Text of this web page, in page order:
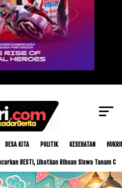
DESA KITA POLITIK KESEHATAN
Libatkan Ribuan Siswa Tanam Cabai untuk